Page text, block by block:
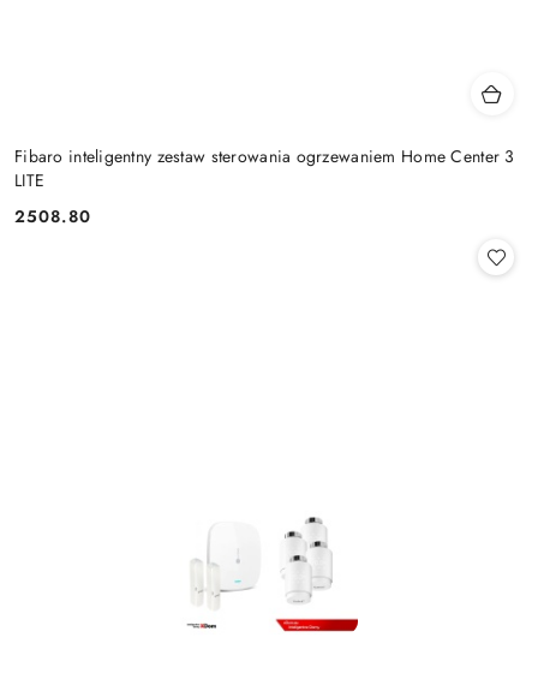
Fibaro inteligentny zestaw sterowania ogrzewaniem Home Center 3
LITE
Cena:
2508.80